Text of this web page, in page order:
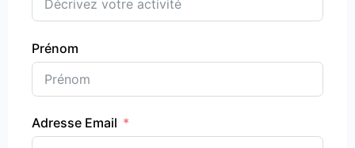
Prénom
Adresse Email